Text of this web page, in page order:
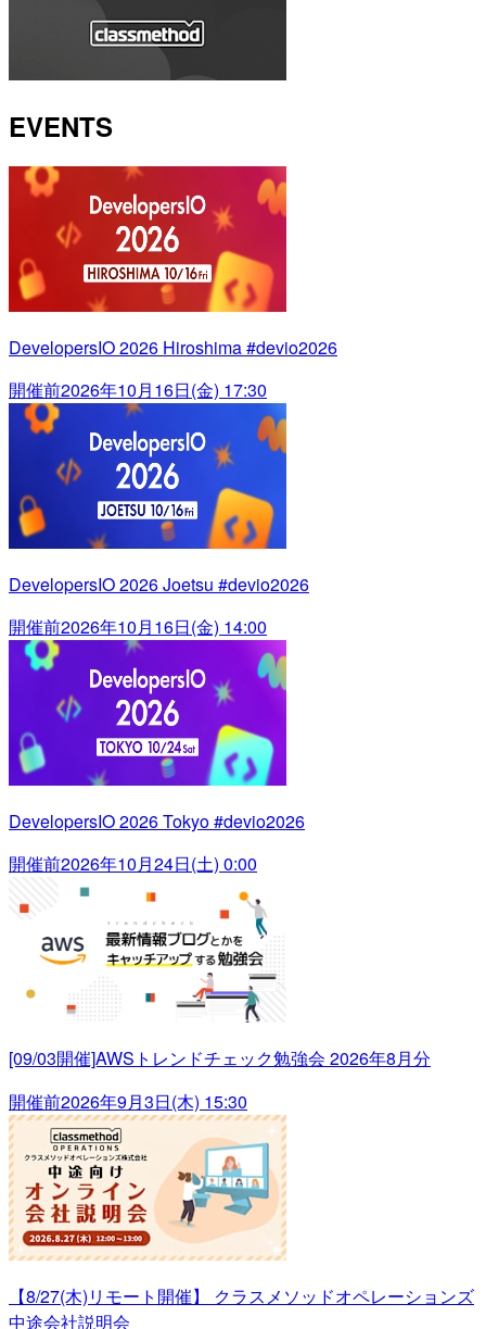
EVENTS
DevelopersIO 2026 Hiroshima #devio2026
開催前2026年10月16日(金) 17:30
DevelopersIO 2026 Joetsu #devio2026
開催前2026年10月16日(金) 14:00
DevelopersIO 2026 Tokyo #devio2026
開催前2026年10月24日(土) 0:00
[09/03開催]AWSトレンドチェック勉強会 2026年8月分
開催前2026年9月3日(木) 15:30
【8/27(木)リモート開催】 クラスメソッドオペレーションズ
中途会社説明会